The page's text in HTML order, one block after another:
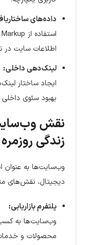
داده‌های
اطلاعات سایت در
لینک‌دهی داخلی:
ایجاد ساختار
بهبود سئوی
نقش
زندگی روزمره
وب‌سایت‌ها به عنوان
دیجیتال، نقش‌های
پلتفرم بازاریابی:
وب‌سایت‌ها به
محصولات و